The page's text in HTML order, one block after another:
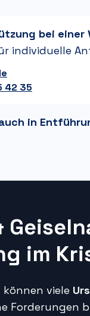
bei einer
individuelle
42 35
in
im
können viele
Forderungen